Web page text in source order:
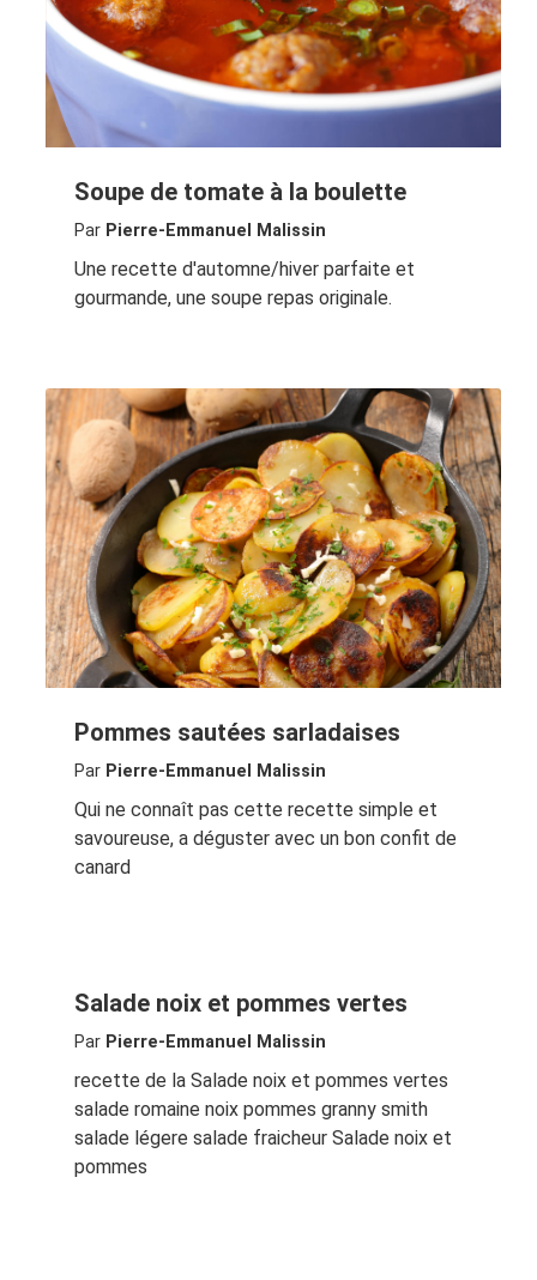
Soupe de tomate à la boulette
Par Pierre-Emmanuel Malissin
Une recette d'automne/hiver parfaite et
gourmande, une soupe repas originale.
Pommes sautées sarladaises
Par Pierre-Emmanuel Malissin
Qui ne connaît pas cette recette simple et
savoureuse, a déguster avec un bon confit de
canard
Salade noix et pommes vertes
Par Pierre-Emmanuel Malissin
recette de la Salade noix et pommes vertes
salade romaine noix pommes granny smith
salade légere salade fraicheur Salade noix et
pommes